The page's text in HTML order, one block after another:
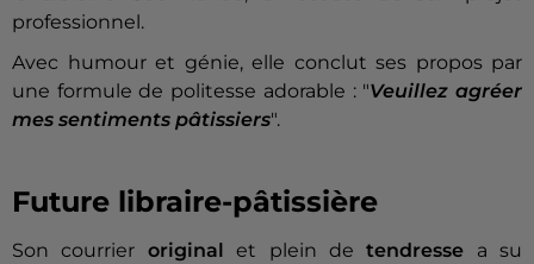
professionnel.
Avec humour et génie, elle conclut ses propos par
une formule de politesse adorable : "Veuillez agréer
mes sentiments pâtissiers".
Future libraire-pâtissière
Son courrier originalet plein detendresse a su